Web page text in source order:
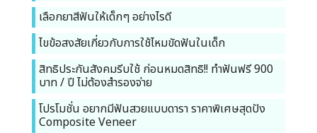
เลือกยาสีฟันให้เด็กๆ อย่างไรดี
ไขข้อสงสัยเกี่ยวกับการใช้ไหมขัดฟันในเด็ก
สิทธิประกันสังคมรีบใช้ ก่อนหมดสิทธิ!! ทำฟันฟรี 900
บาท / ปี ไม่ต้องสำรองจ่าย
โปรโมชั่น อยากมีฟันสวยแบบดารา ราคาพิเศษสุดปัง
Composite Veneer